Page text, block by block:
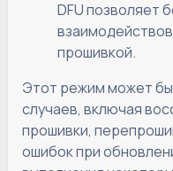
DFU позволяет
прошивкой.
Этот режим может
случаев, включая
прошивки,
ошибок при